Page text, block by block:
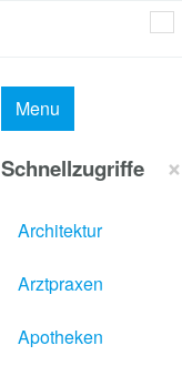
Menu
×
Schnellzugriffe
Architektur
Arztpraxen
Apotheken